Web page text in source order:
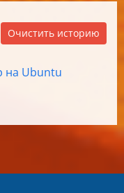
Очистить историю
на Ubuntu